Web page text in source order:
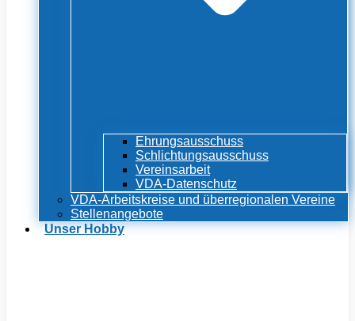
Ehrungsausschuss
Schlichtungsausschuss
Vereinsarbeit
VDA-Datenschutz
VDA-Arbeitskreise und überregionalen Vereine
Stellenangebote
Unser Hobby